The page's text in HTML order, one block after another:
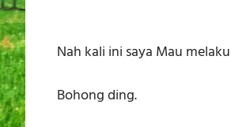
Nah kali ini saya Mau
Bohong ding.